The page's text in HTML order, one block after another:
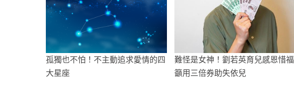
孤獨也不怕！不主動追求愛情的四
大星座
難怪是女神！劉若英育兒感恩惜福
籲用三倍券助失依兒